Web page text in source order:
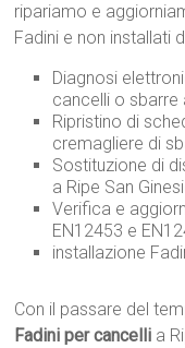
ripariamo e
Fadini e non installati
Diagnosi
cancelli o sbarre
Ripristino di
cremagliere di
Sostituzione di
a Ripe San
Verifica e
EN12453 e
installazione
Con il passare del
Fadini per cancelli a